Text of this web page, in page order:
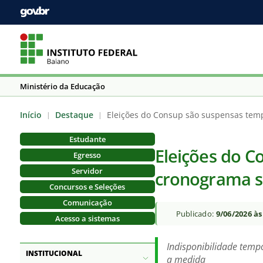
Ministério da Educação
Início | Destaque | Eleições do Consup são suspensas
Estudante
Egresso
Servidor
Concursos e Seleções
Comunicação
Acesso a sistemas
INSTITUCIONAL
Eleições do
cronograma
Publicado: 9/06/2026
Indisponibilidade
a medida